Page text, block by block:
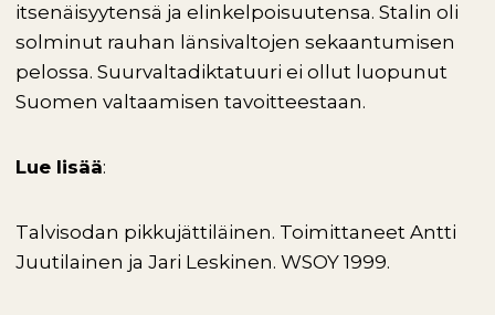
itsenäisyytensä ja elinkelpoisuutensa. Stalin oli
solminut rauhan länsivaltojen sekaantumisen
pelossa. Suurvaltadiktatuuri ei ollut luopunut
Suomen valtaamisen tavoitteestaan.
Lue lisää:
Talvisodan pikkujättiläinen. Toimittaneet Antti
Juutilainen ja Jari Leskinen. WSOY 1999.